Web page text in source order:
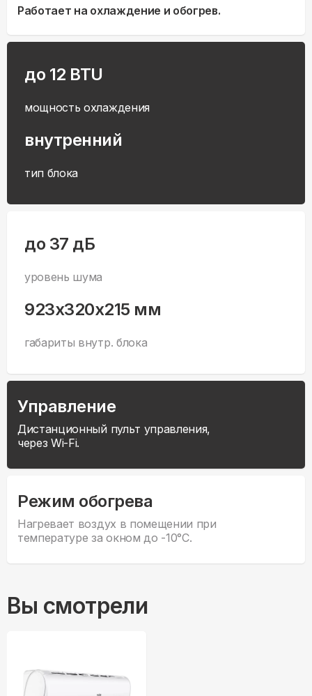
Работает на охлаждение и обогрев.
до 12 BTU
мощность охлаждения
внутренний
тип блока
до 37 дБ
уровень шума
923x320x215 мм
габариты внутр. блока
Управление
Дистанционный пульт управления,
через Wi-Fi.
Режим обогрева
Нагревает воздух в помещении при
температуре за окном до -10°С.
Вы смотрели